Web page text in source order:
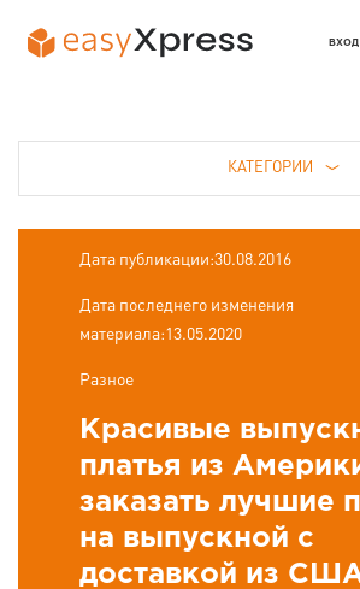
КАТЕГОРИИ
Дата публикации:30.08.2016
Дата последнего изменения
материала:13.05.2020
Разное
Красивые
платья из
заказать лучшие
на выпускной с
доставкой из США
ВХОД